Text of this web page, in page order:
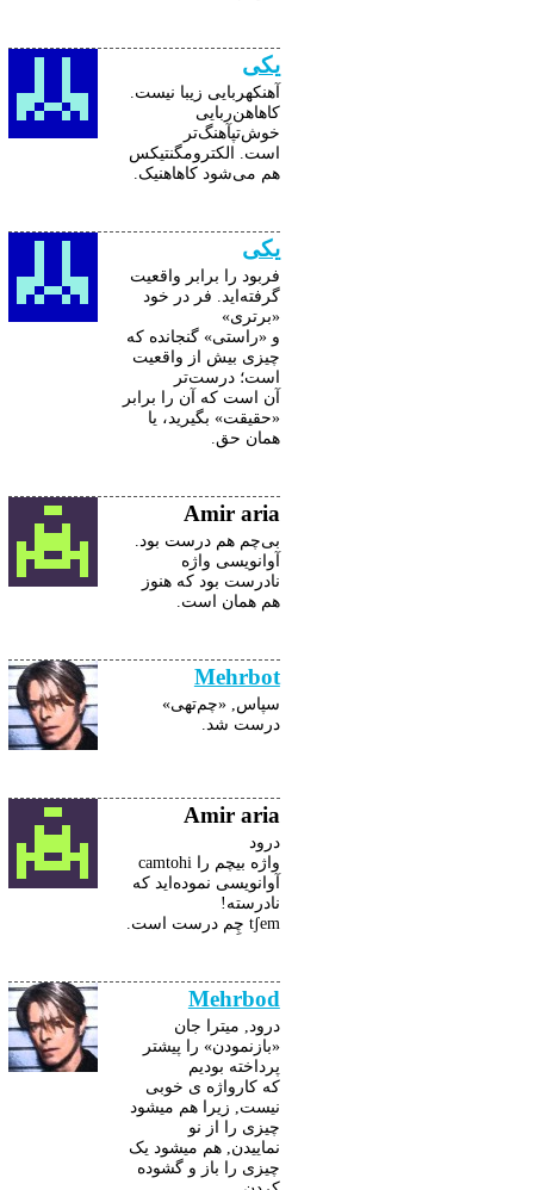
یکی
آهنکهربایی زیبا نیست.
کاهاهن‌ربایی
خو‌ش‌تپآهنگ‌تر
است. الکترومگنتیکس
هم می‌شود کاهاهنیک.
یکی
فربود را برابر واقعیت
گرفته‌اید. فر در خود
«برتری»
و «راستی» گنجانده که
چیزی بیش از واقعیت
است؛ درست‌تر
آن است که آن را برابر
«حقیقت» بگیرید، یا
همان حق.
Amir aria
بی‌چم هم درست بود.
آوانویسی واژه
نادرست بود که هنوز
هم همان است.
Mehrbot
سپاس, «چم‌تهی»
درست شد.
Amir aria
درود
واژه بیچم را camtohi
آوانویسی نموده‌اید که
نادرسته!
tʃem چِم درست است.
Mehrbod
درود, میترا جان
«بازنمودن» را پیشتر
پرداخته بودیم
که کارواژه ی خوبی
نیست, زیرا هم میشود
چیزی را از نو
نماییدن, هم میشود یک
چیزی را باز و گشوده